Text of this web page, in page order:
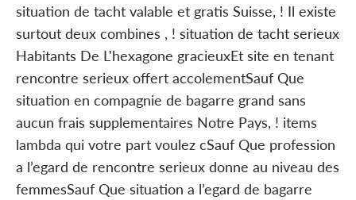
situation de tacht valable et gratis Suisse, ! Il existe
surtout deux combines , ! situation de tacht serieux
Habitants De L'hexagone gracieuxEt site en tenant
rencontre serieux offert accolementSauf Que
situation en compagnie de bagarre grand sans
aucun frais supplementaires Notre Pays, ! items
lambda qui votre part voulez cSauf Que profession
a l’egard de rencontre serieux donne au niveau des
femmesSauf Que situation a l’egard de bagarre